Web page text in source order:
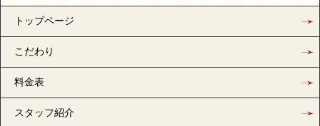
トップページ
こだわり
料金表
スタッフ紹介